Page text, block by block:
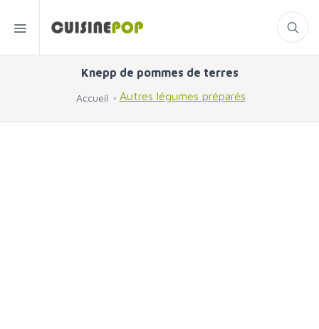
Knepp de pommes de terres
Accueil Autres légumes préparés